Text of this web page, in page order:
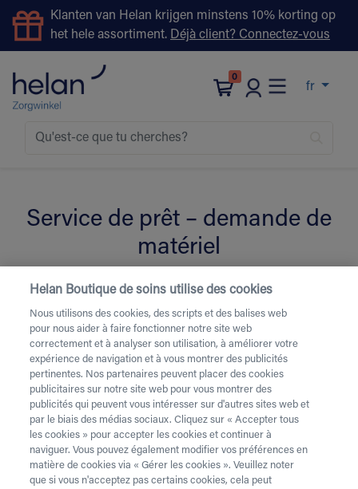
Klanten van Helan krijgen minstens 10% korting op
het hele assortiment. Déjà client? Connectez-vous
0
fr
Service de prêt – demande de
matériel
Remplissez le formulaire ci-dessous pour la location de
matériel de soins.Besoin d’une livraison urgente ou
d’une livraison le week-end? Contactez-nous par
téléphone au 02 218 22 22.
Vous avez besoin de béquilles? Celles-ci sont
uniquement disponibles à l’achat. Vous souhaitez faire
retirer du matériel de location ? C’est possibleici
Attention ! Vous louez pour au moins 1 mois et payes
des frais de service. Vérifiez les prixici. Une livraison
Helan Boutique de soins utilise des cookies
Nous utilisons des cookies, des scripts et des balises web
pour nous aider à faire fonctionner notre site web
correctement et à analyser son utilisation, à améliorer votre
expérience de navigation et à vous montrer des publicités
pertinentes. Nos partenaires peuvent placer des cookies
publicitaires sur notre site web pour vous montrer des
publicités qui peuvent vous intéresser sur d'autres sites web et
par le biais des médias sociaux. Cliquez sur « Accepter tous
les cookies » pour accepter les cookies et continuer à
naviguer. Vous pouvez également modifier vos préférences en
matière de cookies via « Gérer les cookies ». Veuillez noter
que si vous n'acceptez pas certains cookies, cela peut